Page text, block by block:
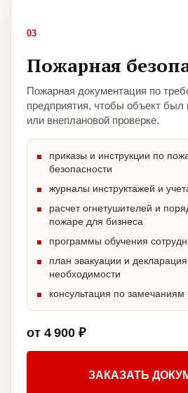
03
Пожарная
Пожарная документация по
предприятия, чтобы объект был
или внеплановой проверке.
приказы и инструкции по
безопасности
журналы инструктажей и
расчет огнетушителей и
пожаре для бизнеса
программы обучения
план эвакуации и
необходимости
консультация по замечаниям
от 4 900 ₽
ЗАКАЗАТЬ